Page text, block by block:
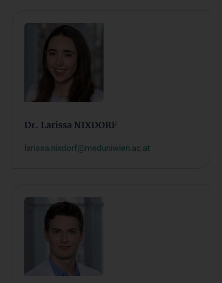
Dr. Larissa NIXDORF
larissa.nixdorf@meduniwien.ac.at